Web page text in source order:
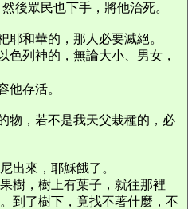
後眾民也下手，將他治死。
耶和華的，那人必要滅絕。
列神的，無論大小、男女，
他存活。
物，若不是我天父栽種的，必
出來，耶穌餓了。
樹，樹上有葉子，就往那裡
到了樹下，竟找不著什麼，不